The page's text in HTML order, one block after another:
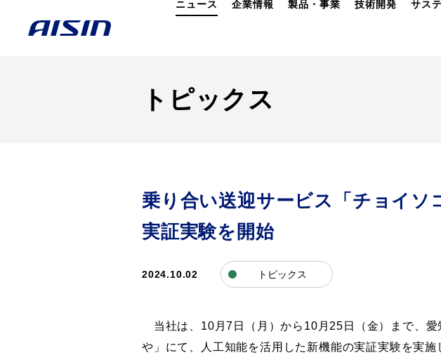
ニュース 企業情報 製品・事業 技術開発 サス
トピックス
乗り合い送迎サービス「チョイソ
実証実験を開始
2024.10.02 トピックス
当社は、 10 月7 日（月）から 10 月 25 日（金）まで、
や」にて、人工知能を活用した新機能の実証実験を実施